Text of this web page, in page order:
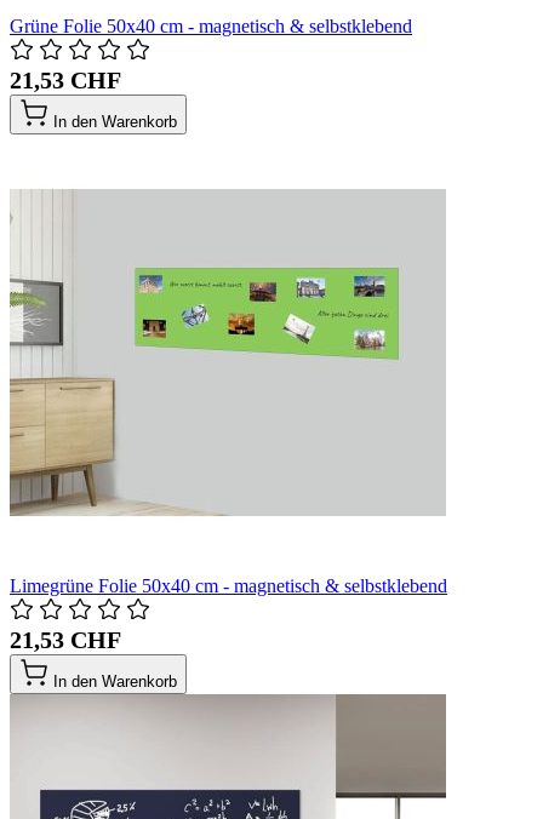
Grüne Folie 50x40 cm - magnetisch & selbstklebend
21,53 CHF
In den Warenkorb
Limegrüne Folie 50x40 cm - magnetisch & selbstklebend
21,53 CHF
In den Warenkorb